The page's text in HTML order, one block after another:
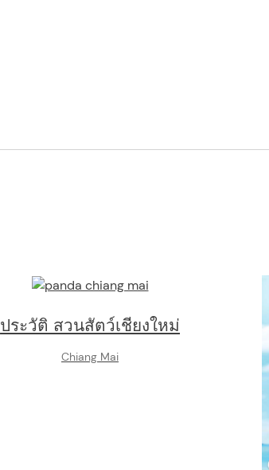
ประวัติ สวนสัตว์เชียงใหม่
Chiang Mai